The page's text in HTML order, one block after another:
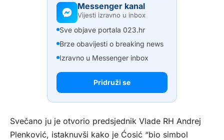
Messenger kanal
Vijesti izravno u inbox
Sve objave portala 023.hr
Brze obavijesti o breaking news
Izravno u Messenger inbox
Pridruži se
Svečano ju je otvorio predsjednik Vlade RH Andrej
Plenković, istaknuvši kako je Ćosić “bio simbol